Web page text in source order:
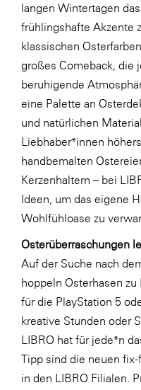
Johnson &
JELD-WEN DANA
kosaplaner
LAT Nitrogen
Libro
Lidl Österreich
MTH Retail Group
OMV
OptimaMed
PAGRO
PHH
Primark
Salesforce
sebamed
langen Wintertagen
frühlingshafte Akzente
klassischen
großes Comeback, die
beruhigende
eine Palette an
und natürlichen
Liebhaber*innen
handbemalten
Kerzenhaltern – bei
Ideen, um das eigene
Wohlfühloase zu
Osterüberraschungen
Auf der Suche nach
hoppeln Osterhasen
für die PlayStation 5
kreative Stunden oder
LIBRO hat für jede*n
Tipp sind die neuen
in den LIBRO Filialen.